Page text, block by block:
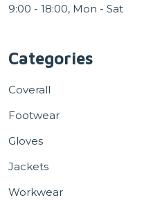
9:00 - 18:00, Mon - Sat
Categories
Coverall
Footwear
Gloves
Jackets
Workwear